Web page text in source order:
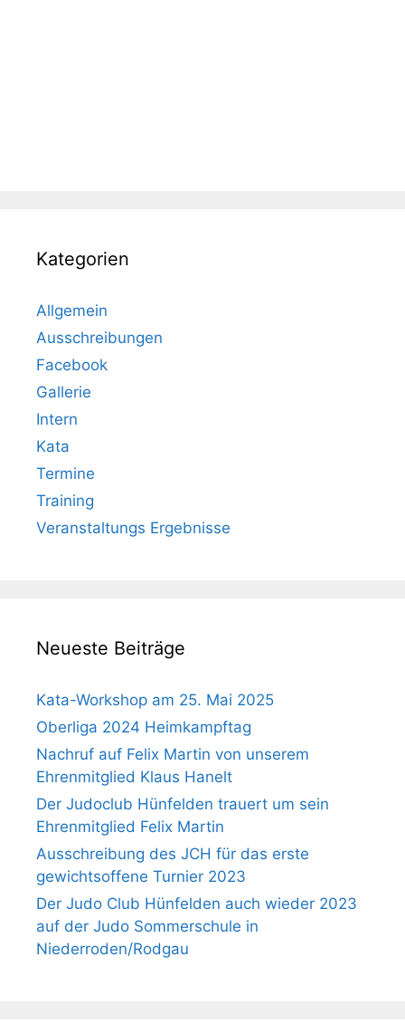
Kategorien
Allgemein
Ausschreibungen
Facebook
Gallerie
Intern
Kata
Termine
Training
Veranstaltungs Ergebnisse
Neueste Beiträge
Kata-Workshop am 25. Mai 2025
Oberliga 2024 Heimkampftag
Nachruf auf Felix Martin von unserem
Ehrenmitglied Klaus Hanelt
Der Judoclub Hünfelden trauert um sein
Ehrenmitglied Felix Martin
Ausschreibung des JCH für das erste
gewichtsoffene Turnier 2023
Der Judo Club Hünfelden auch wieder 2023
auf der Judo Sommerschule in
Niederroden/Rodgau